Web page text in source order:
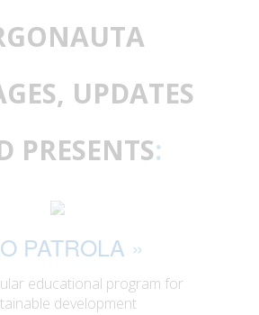
UPDATES
PRESENTS:
PATROLA »
educational program for
development